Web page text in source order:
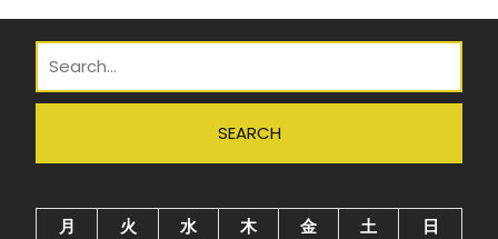
月 火 水 木 金 土
日